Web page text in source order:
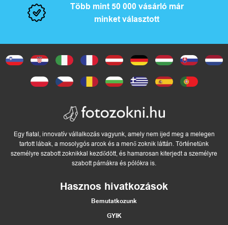
Több mint 50 000 vásárló már
minket választott
Egy fiatal, innovatív vállalkozás vagyunk, amely nem ijed meg a melegen
tartott lábak, a mosolygós arcok és a menő zoknik láttán. Történetünk
személyre szabott zoknikkal kezdődött, és hamarosan kiterjedt a személyre
szabott párnákra és pólókra is.
Hasznos hivatkozások
Bemutatkozunk
GYIK